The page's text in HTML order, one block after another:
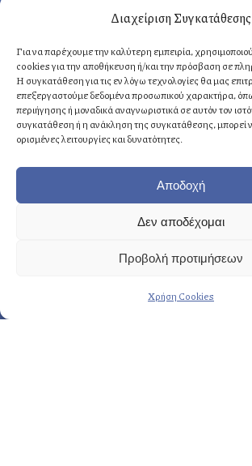
Διαχείριση Συγκατάθεσης
Για να παρέχουμε την καλύτερη εμπειρία,
cookies για την αποθήκευση ή/και την πρόσβαση σε
Η συγκατάθεση για τις εν λόγω τεχνολογίες θα μας
επεξεργαστούμε δεδομένα προσωπικού χαρακτήρα,
περιήγησης ή μοναδικά αναγνωριστικά σε αυτόν τον
συγκατάθεση ή η ανάκληση της συγκατάθεσης, μπορεί
ορισμένες λειτουργίες και δυνατότητες.
Αποδοχή
Δεν αποδέχομαι
Προβολή προτιμήσεων
Χρήση Cookies
Δερβενακίων 1, 14121 Ηράκλειο
Αττική, Ελλάδα
Αθήνα: +30 210 8814876
Κρήτη: +30 2810 258703
: info@fasoulides.gr
→ Προετοιμασία & οργάνωση